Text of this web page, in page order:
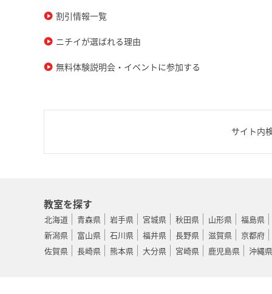
割引情報一覧
ニチイが選ばれる理由
無料体験説明会・イベントに参加する
サイト内
教室を探す
北海道 青森県 岩手県 宮城県 秋田県 山形県
福島県
新潟県
富山県 石川県 福井県 長野県 滋賀県
京都府
佐賀県
長崎県 熊本県 大分県 宮崎県 鹿児島県 沖縄県